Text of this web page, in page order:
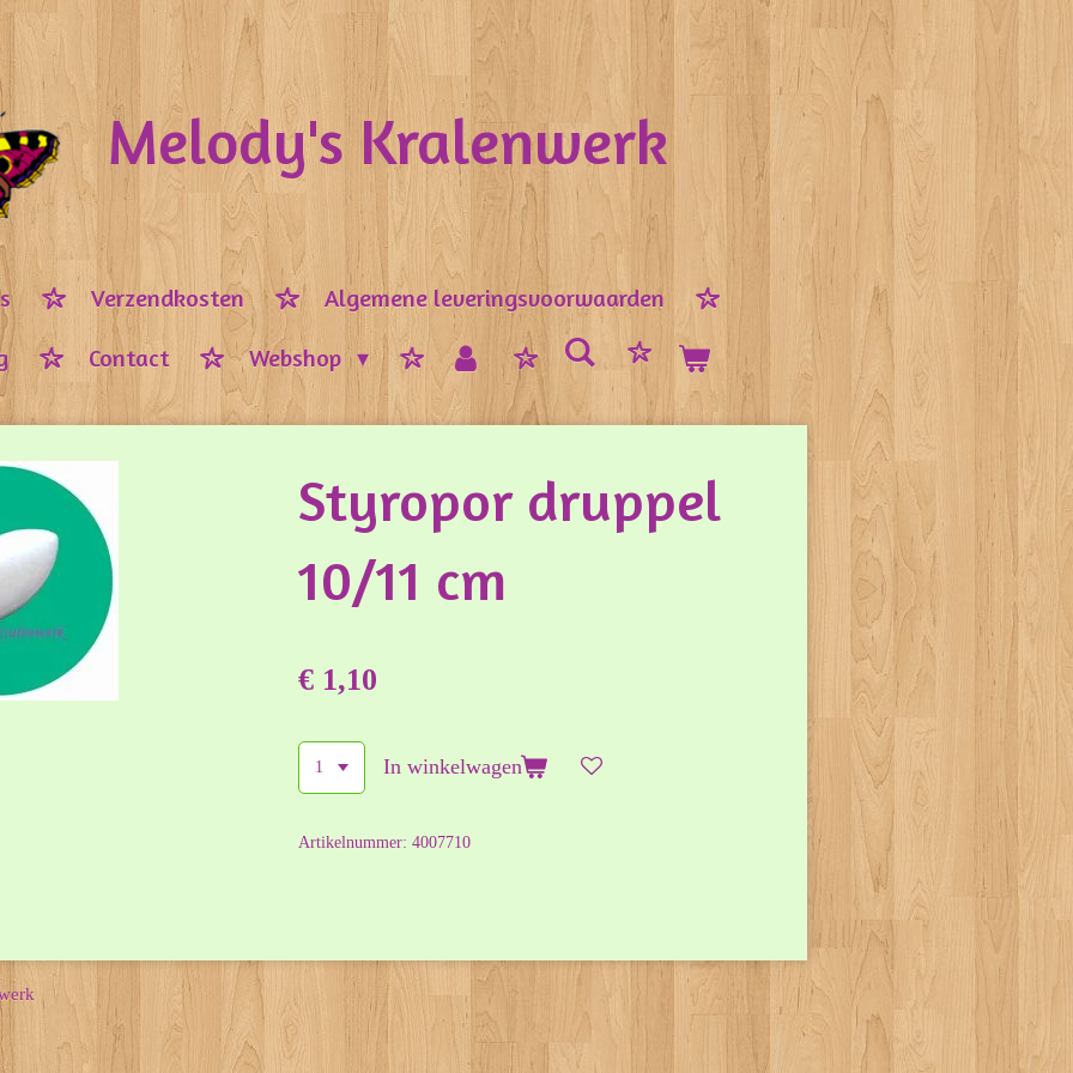
Melody's Kralenwerk
Verzendkosten
Algemene leveringsvoorwaarden
Contact Webshop
Styropor druppel
10/11 cm
€ 1,10
In winkelwagen
Artikelnummer: 4007710